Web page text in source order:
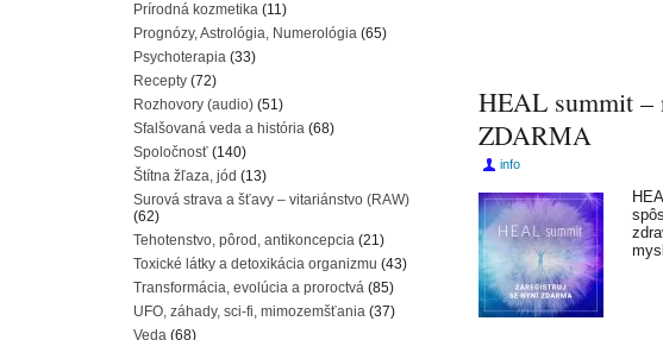
HEAL summit –
ZDARMA
info
Prírodná kozmetika (11)
Prognózy, Astrológia, Numerológia (65)
Psychoterapia (33)
Recepty (72)
Rozhovory (audio) (51)
Sfalšovaná veda a história (68)
Spoločnosť (140)
Štítna žľaza, jód (13)
Surová strava a šťavy – vitariánstvo (RAW)
(62)
Tehotenstvo, pôrod, antikoncepcia (21)
Toxické látky a detoxikácia organizmu (43)
Transformácia, evolúcia a proroctvá (85)
UFO, záhady, sci-fi, mimozemšťania (37)
Veda (68)